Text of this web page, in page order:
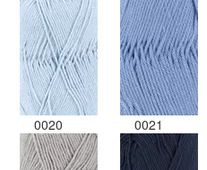
0020 0021